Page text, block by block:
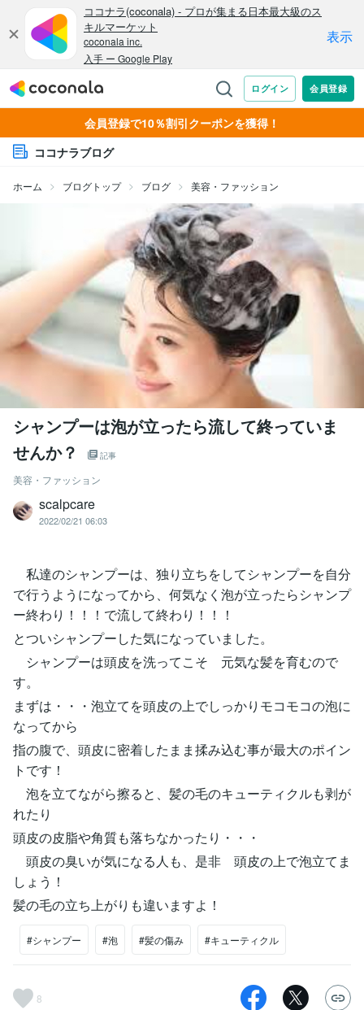
会員登録で10％割引クーポンを獲得！
ココナラブログ
ホーム ブログトップ ブログ 美容・ファッション
シャンプーは泡が立ったら流して終っていま
せんか？
記事
美容・ファッション
scalpcare
2022/02/21 06:03
私達のシャンプーは、独り立ちをしてシャンプーを自分
で行うようになってから、何気なく泡が立ったらシャンプ
ー終わり！！！で流して終わり！！！
とついシャンプーした気になっていました。
シャンプーは頭皮を洗ってこそ 元気な髪を育むので
す。
まずは・・・泡立てを頭皮の上でしっかりモコモコの泡に
なってから
指の腹で、頭皮に密着したまま揉み込む事が最大のポイン
トです！
泡を立てながら擦ると、髪の毛のキューティクルも剥が
れたり
頭皮の皮脂や角質も落ちなかったり・・・
頭皮の臭いが気になる人も、是非 頭皮の上で泡立てま
しょう！
髪の毛の立ち上がりも違いますよ！
#シャンプー #泡 #髪の傷み #キューティクル
8